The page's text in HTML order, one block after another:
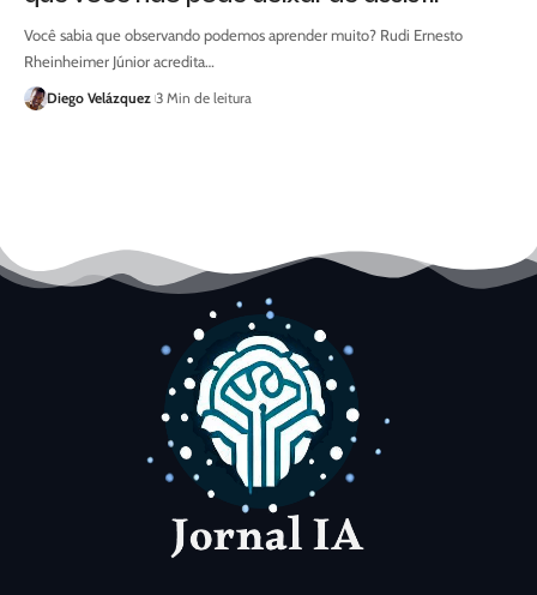
Você sabia que observando podemos aprender muito? Rudi Ernesto
Rheinheimer Júnior acredita…
Diego Velázquez 3 Min de leitura